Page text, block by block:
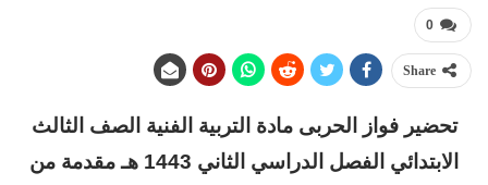
0
Share
تحضير فواز الحربى مادة التربية الفنية الصف الثالث
الابتدائي الفصل الدراسي الثاني 1443 هـ مقدمة من